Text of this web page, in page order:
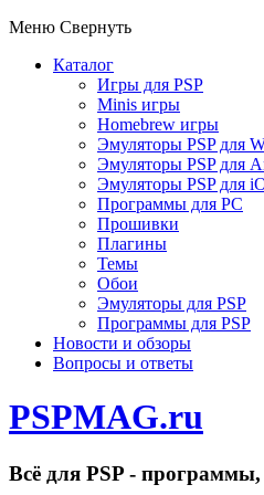
Меню Свернуть
Каталог
Игры для PSP
Minis игры
Homebrew игры
Эмуляторы PSP для
Эмуляторы PSP для
Эмуляторы PSP для
Программы для PC
Прошивки
Плагины
Темы
Обои
Эмуляторы для PSP
Программы для PSP
Новости и обзоры
Вопросы и ответы
PSPMAG.ru
Всё для PSP -